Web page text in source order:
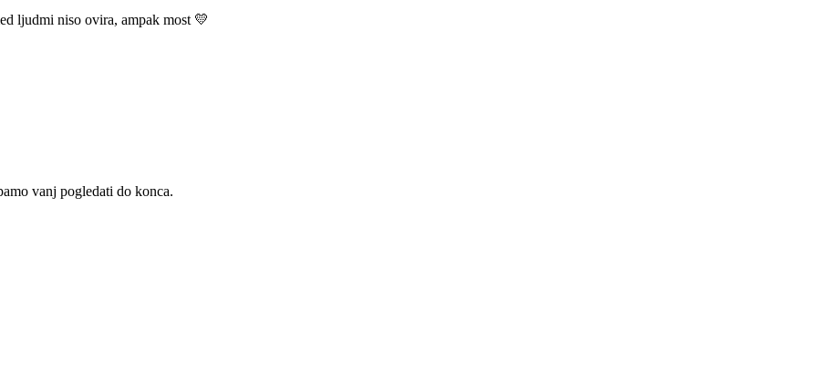
ljudmi niso ovira, ampak most 💛
vanj pogledati do konca.